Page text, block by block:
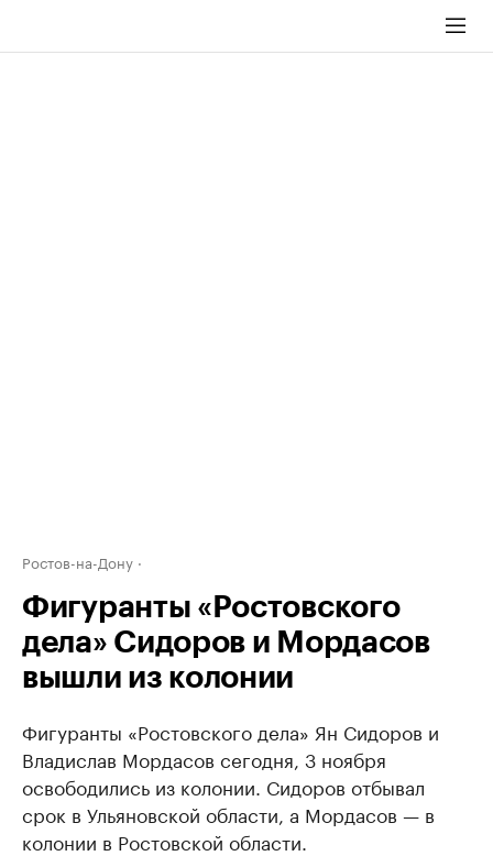
Ростов-на-Дону
Фигуранты «Ростовского
дела» Сидоров и Мордасов
вышли из колонии
Фигуранты «Ростовского дела» Ян Сидоров и
Владислав Мордасов сегодня, 3 ноября
освободились из колонии. Сидоров отбывал
срок в Ульяновской области, а Мордасов — в
колонии в Ростовской области.